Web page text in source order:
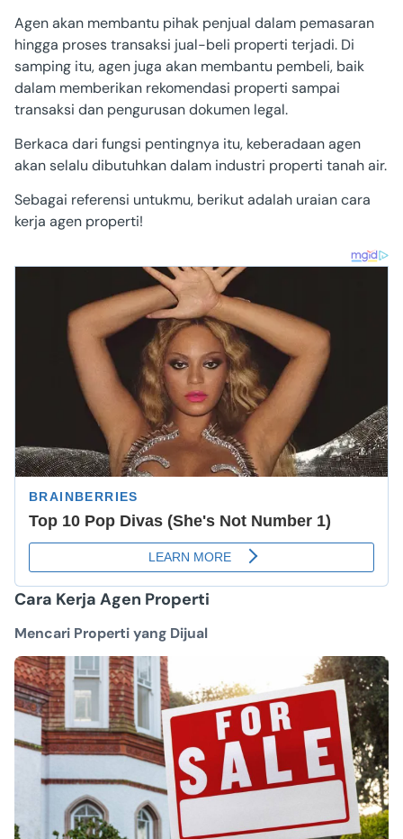
Agen akan membantu pihak penjual dalam pemasaran
hingga proses transaksi jual-beli properti terjadi. Di
samping itu, agen juga akan membantu pembeli, baik
dalam memberikan rekomendasi properti sampai
transaksi dan pengurusan dokumen legal.
Berkaca dari fungsi pentingnya itu, keberadaan agen
akan selalu dibutuhkan dalam industri properti tanah air.
Sebagai referensi untukmu, berikut adalah uraian cara
kerja agen properti!
Cara Kerja Agen Properti
Mencari Properti yang Dijual